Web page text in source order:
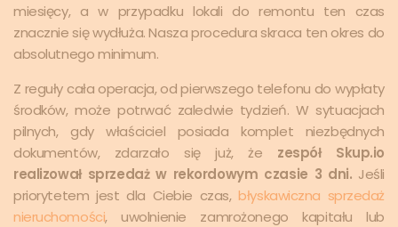
miesięcy, a w przypadku lokali do remontu ten czas
znacznie się wydłuża. Nasza procedura skraca ten okres do
absolutnego minimum.
Z reguły cała operacja, od pierwszego telefonu do wypłaty
środków, może potrwać zaledwie tydzień. W sytuacjach
pilnych, gdy właściciel posiada komplet niezbędnych
dokumentów, zdarzało się już, że zespół Skup.io
realizował sprzedaż w rekordowym czasie 3 dni. Jeśli
priorytetem jest dla Ciebie czas,błyskawiczna sprzedaż
nieruchomości, uwolnienie zamrożonego kapitału lub